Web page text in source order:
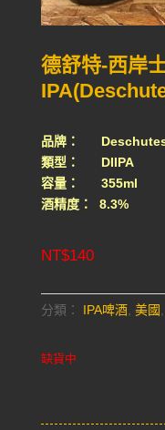
德舒特-西岸
品牌： Deschutes
類型： DIIPA
容量： 355ml
酒精度： 8.3%
NT$140
分類： IPA啤酒, 美國,
缺貨中